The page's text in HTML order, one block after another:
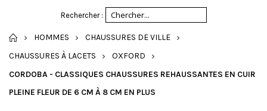
Rechercher :
ACCUEIL
HOMMES
CHAUSSURES DE VILLE
CHAUSSURES À LACETS
OXFORD
CORDOBA - CLASSIQUES CHAUSSURES REHAUSSANTES EN CUIR
PLEINE FLEUR DE 6 CM À 8 CM EN PLUS